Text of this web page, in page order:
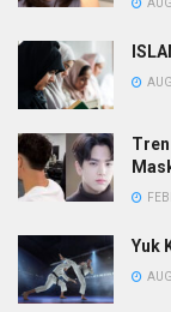
Yuk